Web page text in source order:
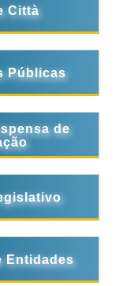
Città
Públicas
de
Entidades